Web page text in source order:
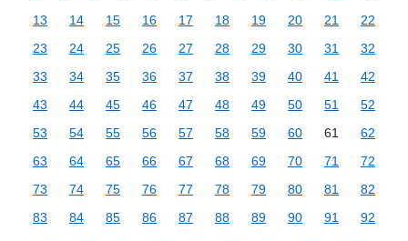
13
14 15 16 17 18 19 20 21
22
23
24 25 26 27 28 29 30 31
32
33
34 35 36 37 38 39 40 41
42
43
44 45 46 47 48 49 50 51
52
53
54 55 56 57 58 59 60 61
62
63
64 65 66 67 68 69 70 71
72
73
74 75 76 77 78 79 80 81
82
83
84 85 86 87 88 89 90 91
92